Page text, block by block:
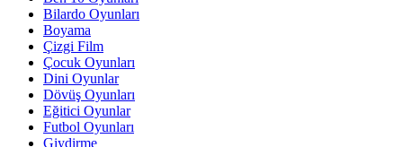
Bilardo Oyunları
Boyama
Çizgi Film
Çocuk Oyunları
Dini Oyunlar
Dövüş Oyunları
Eğitici Oyunlar
Futbol Oyunları
Giydirme